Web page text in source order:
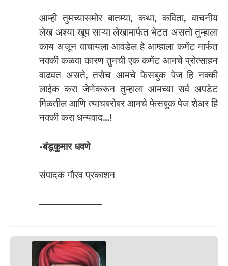
आम्ही तुमच्यासमोर बातम्या, कथा, कविता, वाचनीय
लेख अश्या खूप साऱ्या लेखामार्फत भेटत असतो तुम्हाला
काय अजून वाचायला आवडेल हे आम्हाला कमेंट मार्फत
नक्की कळवा कारण तुमची एक कमेंट आमचे प्रोत्साहन
वाढवत असते, तसेच आमचे फेसबुक पेज हि नक्की
लाईक करा जेणेकरून तुम्हाला आमच्या सर्व अपडेट
मिळतील आणि त्याचबरोबर आमचे फेसबुक पेज शेअर हि
नक्की करा धन्यवाद…!
-बंडूकुमार धवणे
संपादक गौरव प्रकाशन
——————–